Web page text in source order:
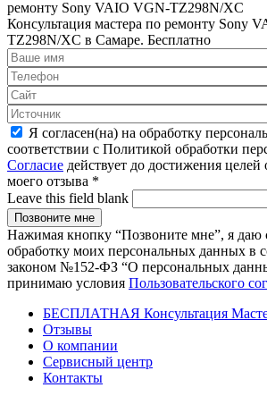
ремонту Sony VAIO VGN-TZ298N/XC
Консультация мастера по ремонту Sony
TZ298N/XC в Самаре. Бесплатно
Я согласен(на) на обработку
соответствии с Политикой обработки
Согласие действует до достижения целей
моего отзыва *
Leave this field blank
Нажимая кнопку “Позвоните мне”, я даю
обработку моих персональных данных в
законом №152-ФЗ “О персональных
принимаю условия Пользовательского
БЕСПЛАТНАЯ Консультация
Отзывы
О компании
Сервисный центр
Контакты